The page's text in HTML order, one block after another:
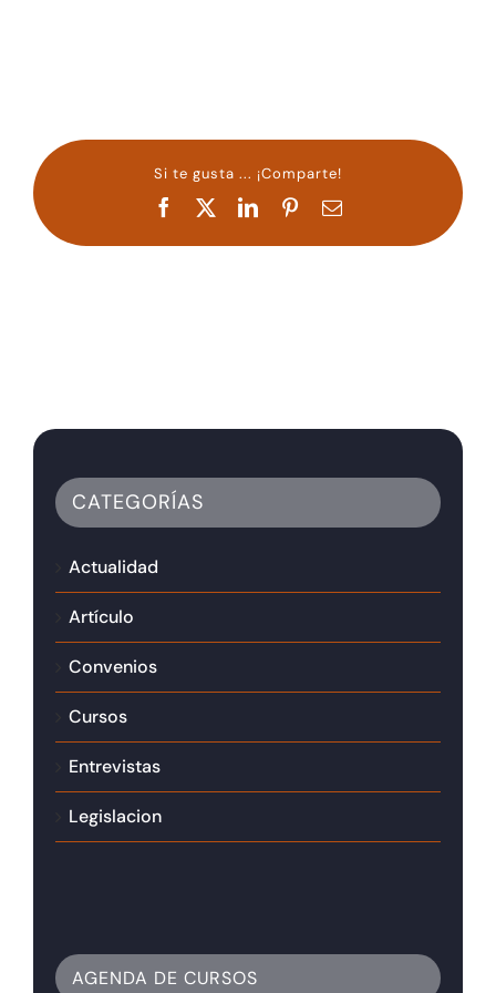
Si te gusta ... ¡Comparte!
Facebook LinkedInPinterestCorreo
CATEGORÍAS
Actualidad
Artículo
Convenios
Cursos
Entrevistas
Legislacion
AGENDA DE CURSOS